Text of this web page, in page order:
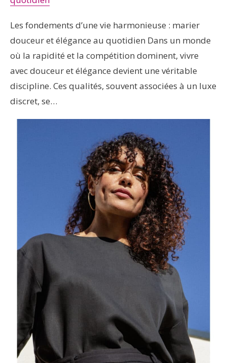
Les fondements d’une vie harmonieuse : marier
douceur et élégance au quotidien Dans un monde
où la rapidité et la compétition dominent, vivre
avec douceur et élégance devient une véritable
discipline. Ces qualités, souvent associées à un luxe
discret, se…